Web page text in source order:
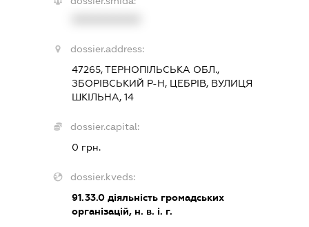
dossier.address:
47265, ТЕРНОПІЛЬСЬКА ОБЛ.,
ЗБОРІВСЬКИЙ Р-Н, ЦЕБРІВ, ВУЛИЦЯ
ШКІЛЬНА, 14
dossier.capital:
0 грн.
dossier.kveds:
91.33.0діяльність громадських
організацій, н. в. і. г.